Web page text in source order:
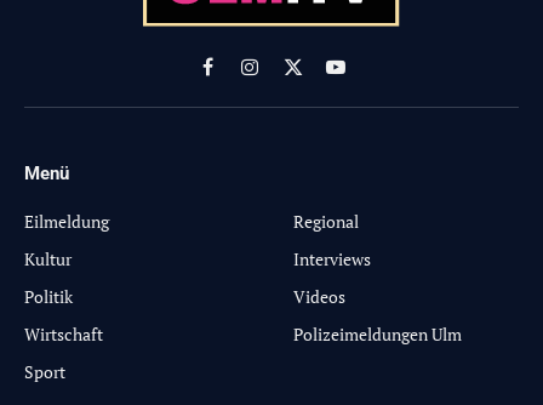
FacebookInstagram
X
(Twitter)
YouTube
Menü
Eilmeldung
Kultur
Politik
Wirtschaft
Sport
Regional
Interviews
Videos
Polizeimeldungen Ulm